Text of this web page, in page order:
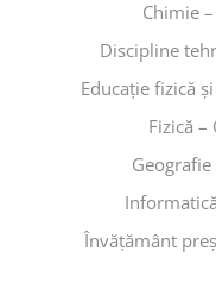
Chimie
Discipline
Educaţie fizică
Fizică
Învăţământ